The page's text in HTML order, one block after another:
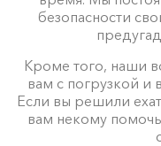
безопасности
Кроме того, наши
вам с погрузкой и
Если вы решили
вам некому